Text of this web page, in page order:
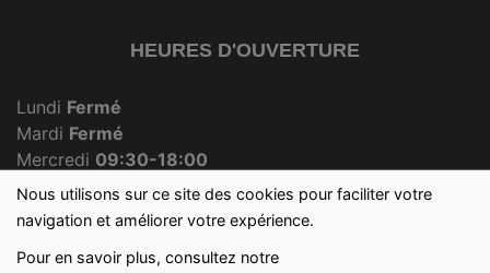
Nous utilisons sur ce site des cookies pour faciliter votre
navigation et améliorer votre expérience.
Pour en savoir plus, consultez notre
HEURES D'OUVERTURE
Lundi Fermé
Mardi Fermé
Mercredi 09:30-18:00
JeudiFermé
Vendredi 09:30-18:00
Dimanche09:30-12:00